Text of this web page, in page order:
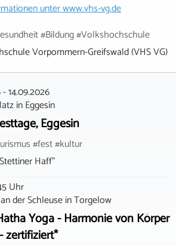
unterwww.vhs-vg.de
#Bildung #Volkshochschule
Vorpommern-Greifswald (VHS VG)
-14.09.2026
inEggesin
Eggesin
#fest #kultur
Haff"
Uhr
der SchleuseinTorgelow
Yoga - Harmonie von Körper
zertifiziert*